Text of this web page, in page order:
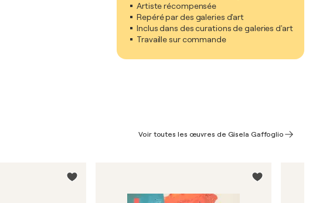
Artiste récompensée
Repéré par des galeries d'art
Inclus dans des curations de galeries d'art
Travaille sur commande
Voir toutes les œuvres de Gisela Gaffoglio